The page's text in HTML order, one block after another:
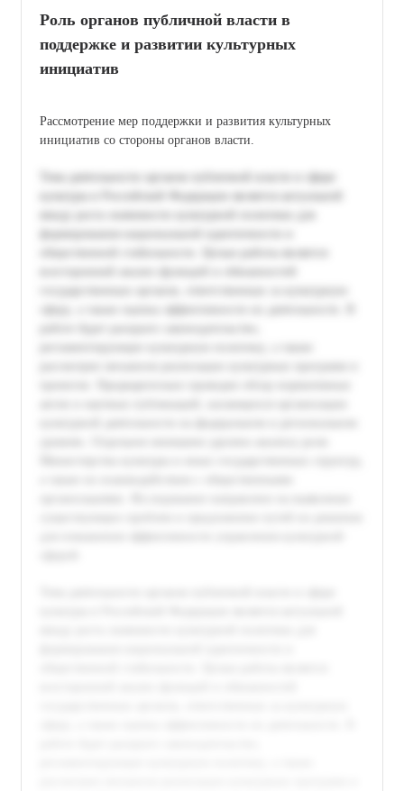
Роль органов публичной власти в
поддержке и развитии культурных
инициатив
Рассмотрение мер поддержки и развития культурных
инициатив со стороны органов власти.